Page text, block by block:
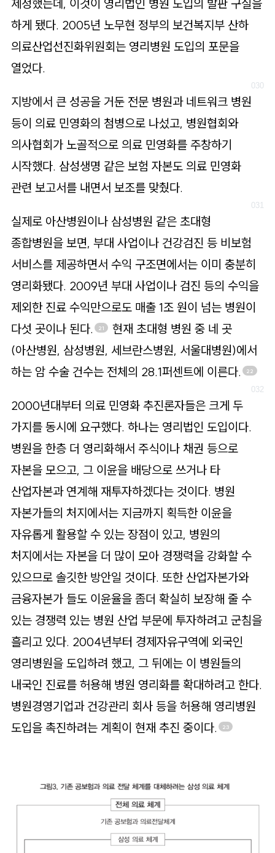
제정했는데, 이것이 영리법인 병원 도입의 발판 구실을
하게 됐다. 2005년 노무현 정부의 보건복지부 산하
의료산업선진화위원회는 영리병원 도입의 포문을
열었다.
지방에서 큰 성공을 거둔 전문 병원과 네트워크 병원
등이 의료 민영화의 첨병으로 나섰고, 병원협회와
의사협회가 노골적으로 의료 민영화를 주창하기
시작했다. 삼성생명 같은 보험 자본도 의료 민영화
관련 보고서를 내면서 보조를 맞췄다.
실제로 아산병원이나 삼성병원 같은 초대형
종합병원을 보면, 부대 사업이나 건강검진 등 비보험
서비스를 제공하면서 수익 구조면에서는 이미 충분히
영리화됐다. 2009년 부대 사업이나 검진 등의 수익을
제외한 진료 수익만으로도 매출 1조 원이 넘는 병원이
다섯 곳이나 된다.
21
현재 초대형 병원 중 네 곳
(아산병원, 삼성병원, 세브란스병원, 서울대병원)에서
하는 암 수술 건수는 전체의 28.1퍼센트에 이른다.
22
2000년대부터 의료 민영화 추진론자들은 크게 두
가지를 동시에 요구했다. 하나는 영리법인 도입이다.
병원을 한층 더 영리화해서 주식이나 채권 등으로
자본을 모으고, 그 이윤을 배당으로 쓰거나 타
산업자본과 연계해 재투자하겠다는 것이다. 병원
자본가들의 처지에서는 지금까지 획득한 이윤을
자유롭게 활용할 수 있는 장점이 있고, 병원의
처지에서는 자본을 더 많이 모아 경쟁력을 강화할 수
있으므로 솔깃한 방안일 것이다. 또한 산업자본가와
금융자본가 들도 이윤율을 좀더 확실히 보장해 줄 수
있는 경쟁력 있는 병원 산업 부문에 투자하려고 군침을
흘리고 있다. 2004년부터 경제자유구역에 외국인
영리병원을 도입하려 했고, 그 뒤에는 이 병원들의
내국인 진료를 허용해 병원 영리화를 확대하려고 한다.
병원경영기업과 건강관리 회사 등을 허용해 영리병원
도입을 촉진하려는 계획이 현재 추진 중이다.
23